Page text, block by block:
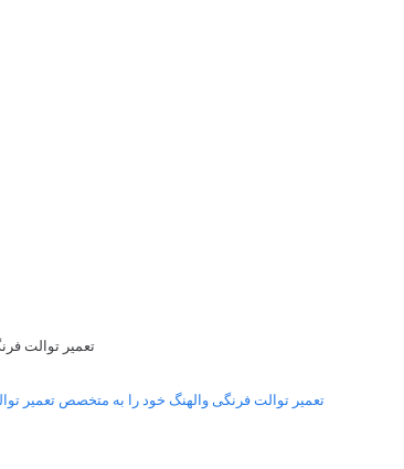
تعمیر توالت
تعمیر توالت فرنگی والهنگ خود را به متخصص تعمیر